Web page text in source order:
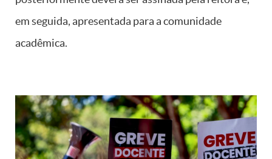
em seguida, apresentada para a comunidade
acadêmica.